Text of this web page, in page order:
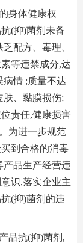
身体健康权
(抑)菌剂未备
配方、毒理、
等违禁成分,达
情 ;质量不达
肤、黏膜损伤;
责任,健康损害
为进一步规范
到合格的消毒
产品生产经营违
识,落实企业主
(抑)菌剂的违
品抗(抑)菌剂,